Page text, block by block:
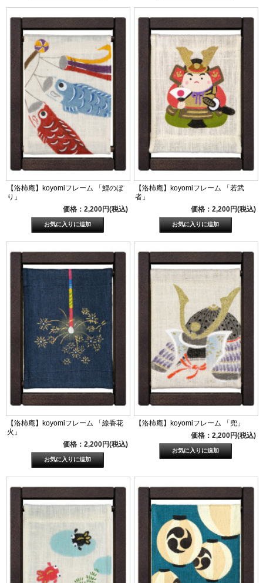
【洛柿庵】koyomiフレーム 「鯉のぼ
り」
価格：2,200円(税込)
【洛柿庵】koyomiフレーム 「若武
者」
価格：2,200円(税込)
【洛柿庵】koyomiフレーム 「線香花
火」
価格：2,200円(税込)
【洛柿庵】koyomiフレーム 「兜」
価格：2,200円(税込)